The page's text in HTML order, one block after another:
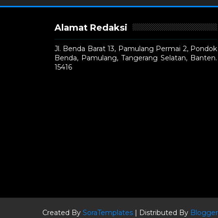
Alamat Redaksi
Jl. Benda Barat 13, Pamulang Permai 2, Pondok
Benda, Pamulang, Tangerang Selatan, Banten.
15416
Created By SoraTemplates | Distributed By